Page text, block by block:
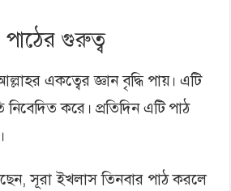
গুরুত্ব
একত্বের জ্ঞান বৃদ্ধি পায়। এটি
করে। প্রতিদিন এটি পাঠ
সূরা ইখলাস তিনবার পাঠ করলে